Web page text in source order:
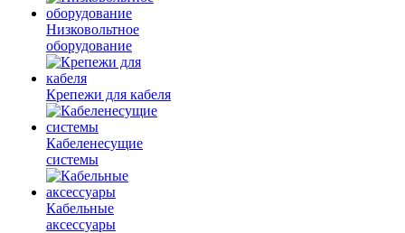
Низковольтное
оборудование
Крепежи для кабеля
Кабеленесущие
системы
Кабельные
аксессуары